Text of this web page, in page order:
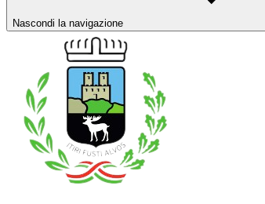
Nascondi la navigazione